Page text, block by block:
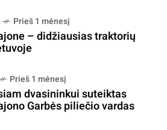
Prieš 1 mėnesį
– didžiausias traktorių
Prieš 1 mėnesį
dvasininkui suteiktas
Garbės piliečio vardas